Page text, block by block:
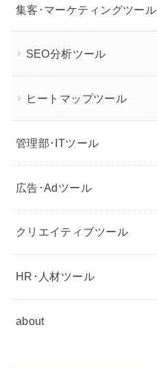
集客･マーケティングツール
SEO分析ツール
ヒートマップツール
管理部･ITツール
広告･Adツール
クリエイティブツール
HR･人材ツール
about